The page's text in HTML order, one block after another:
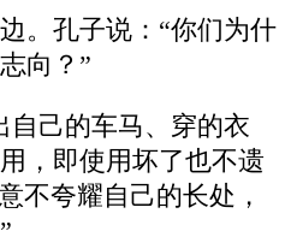
。孔子说：“你们为什
向？”
自己的车马、穿的衣
，即使用坏了也不遗
不夸耀自己的长处，